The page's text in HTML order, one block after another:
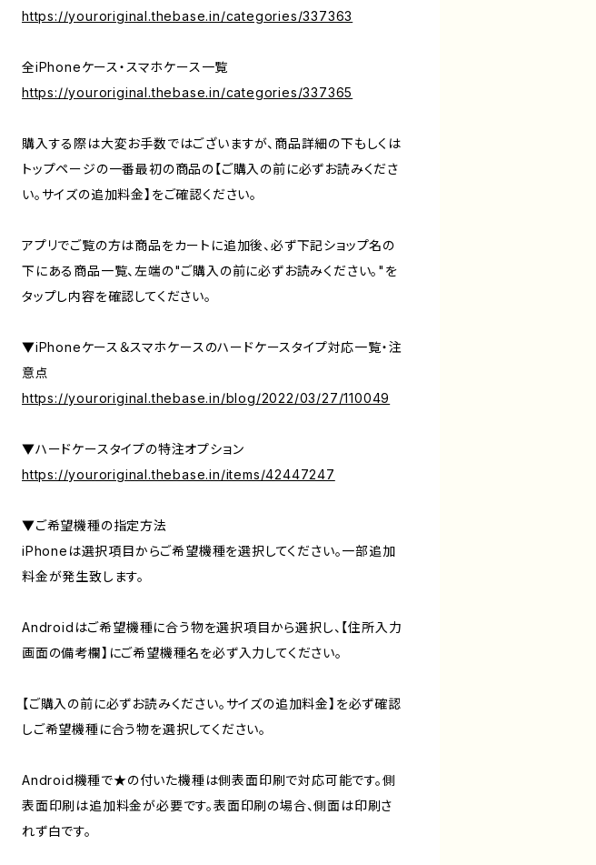
https://youroriginal.thebase.in/categories/337363
全iPhoneケース・スマホケース一覧
https://youroriginal.thebase.in/categories/337365
購入する際は大変お手数ではございますが、商品詳細の下もしくは
トップページの一番最初の商品の【ご購入の前に必ずお読みくださ
い。サイズの追加料金】をご確認ください。
アプリでご覧の方は商品をカートに追加後、必ず下記ショップ名の
下にある商品一覧、左端の"ご購入の前に必ずお読みください。"を
タップし内容を確認してください。
▼iPhoneケース＆スマホケースのハードケースタイプ対応一覧・注
意点
https://youroriginal.thebase.in/blog/2022/03/27/110049
▼ハードケースタイプの特注オプション
https://youroriginal.thebase.in/items/42447247
▼ご希望機種の指定方法
iPhoneは選択項目からご希望機種を選択してください。一部追加
料金が発生致します。
Androidはご希望機種に合う物を選択項目から選択し、【住所入力
画面の備考欄】にご希望機種名を必ず入力してください。
【ご購入の前に必ずお読みください。サイズの追加料金】を必ず確認
しご希望機種に合う物を選択してください。
Android機種で★の付いた機種は側表面印刷で対応可能です。側
表面印刷は追加料金が必要です。表面印刷の場合、側面は印刷さ
れず白です。